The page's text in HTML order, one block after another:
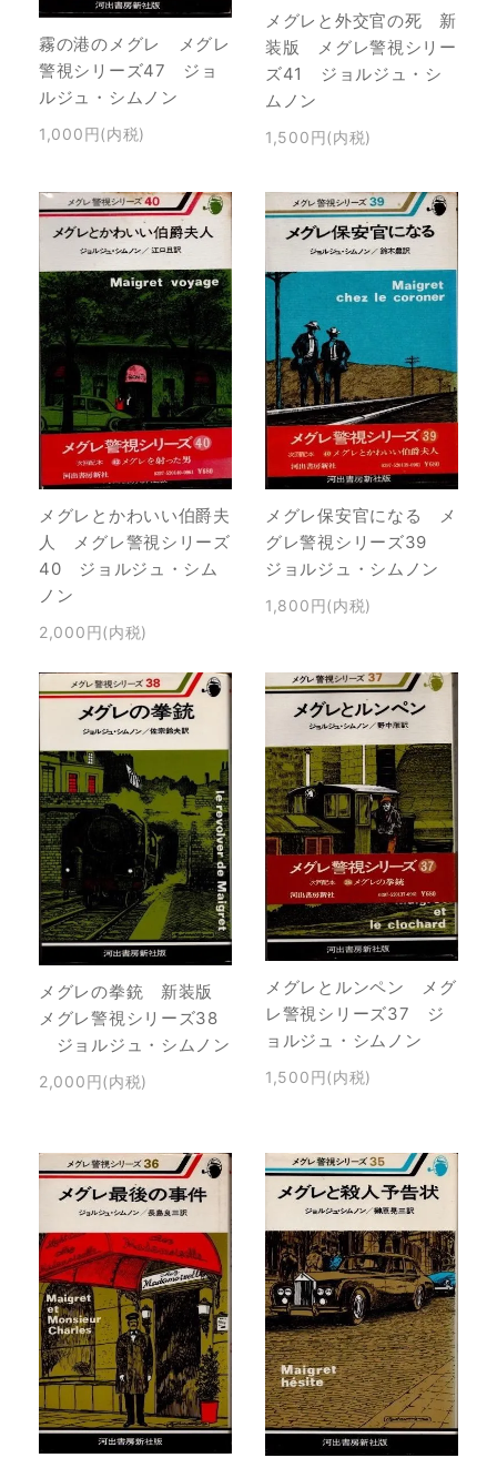
霧の港のメグレ メグレ
警視シリーズ47 ジョ
ルジュ・シムノン
1,000円(内税)
メグレと外交官の死 新
装版 メグレ警視シリー
ズ41 ジョルジュ・シ
ムノン
1,500円(内税)
メグレとかわいい伯爵夫
人 メグレ警視シリーズ
40 ジョルジュ・シム
ノン
2,000円(内税)
メグレ保安官になる メ
グレ警視シリーズ39
ジョルジュ・シムノン
1,800円(内税)
メグレの拳銃 新装版
メグレ警視シリーズ38
ジョルジュ・シムノン
2,000円(内税)
メグレとルンペン メグ
レ警視シリーズ37 ジ
ョルジュ・シムノン
1,500円(内税)